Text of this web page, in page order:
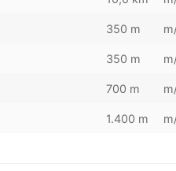
350 m
350 m
700 m
1.400 m